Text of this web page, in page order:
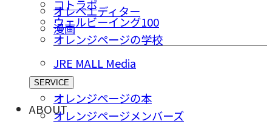
オレペエディター
漫画
コトラボ
ウェルビーイング100
オレンジページの学校
JRE MALL Media
SERVICE
オレンジページの本
オレンジページメンバーズ
ABOUT